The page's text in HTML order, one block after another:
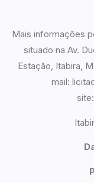
Mais informações
situado na Av.
Estação, Itabira,
mail: